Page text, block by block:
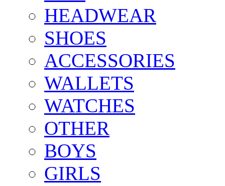
HEADWEAR
SHOES
ACCESSORIES
WALLETS
WATCHES
OTHER
BOYS
GIRLS